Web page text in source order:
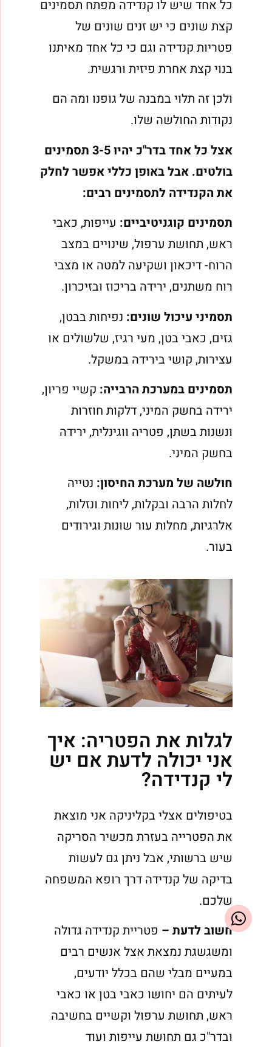
כל אחד שיש לו קנדידה מפתח תסמינים
קצת שונים כי יש זנים שונים של
פטריות קנדידה וגם כי כל אחד מאיתנו
בנוי קצת אחרת פיזית ורגשית.
ולכן זה תלוי במבנה של גופנו ומה הם
נקודות החולשה שלו.
אצל כל אחד בדר"כ יהיו 3-5 תסמינים
בולטים. אבל באופן כללי אפשר לחלק
את הקנדידה לתסמינים רבים:
תסמינים קוגניטיביים:עייפות, כאבי
ראש, תחושת ערפול, שינויים במצב
הרוח- דיכאון ושקיעה למטה או מצבי
רוח משתנים, ירידה בריכוז ובזיכרון.
תסמיני עיכול שונים:נפיחות בבטן,
גזים, כאבי בטן, מעי רגיז, שלשולים או
עצירות, קושי בירידה במשקל.
תסמינים במערכת הרבייה:קשיי פריון,
ירידה בחשק המיני, דלקות חוזרות
ונשנות בשתן, פטריה ווגינלית, ירידה
בחשק המיני.
חולשה של מערכת החיסון:נטייה
לחלות הרבה ובקלות, ליחות ונזלות,
אלרגיות, מחלות עור שונות וגירודים
בעור.
לגלות את הפטריה: איך
אני יכולה לדעת אם יש
לי קנדידה?
בטיפולים אצלי בקליניקה אני מוצאת
את הפטרייה בעזרת מכשיר הסריקה
שיש ברשותי, אבל ניתן גם לעשות
בדיקה של קנדידה דרך רופא המשפחה
שלכם.
חשוב לדעת – פטריית קנדידה גדולה
ומשגשגת נמצאת אצל אנשים רבים
במעיים מבלי שהם בכלל יודעים,
לעיתים הם יחושו כאבי בטן או כאבי
ראש, תחושת ערפול וקשיים בחשיבה
ובדר"כ גם תחושת עייפות ועוד